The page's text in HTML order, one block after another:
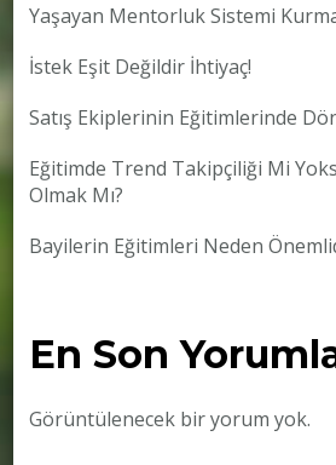
Yaşayan Mentorluk Sistemi
İstek Eşit Değildir İhtiyaç!
Satış Ekiplerinin Eğitimlerinde
Eğitimde Trend Takipçiliği Mi
Olmak Mı?
Bayilerin Eğitimleri Neden
En Son
Görüntülenecek bir yorum yok.